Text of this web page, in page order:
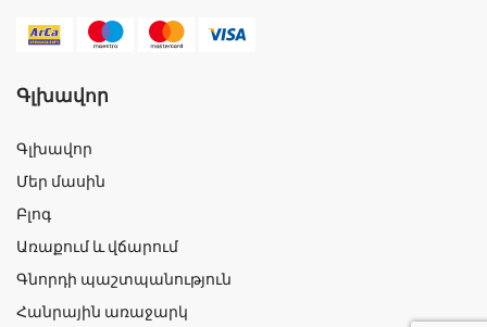
Գլխավոր
Գլխավոր
Մեր մասին
Բլոգ
Առաքում և վճարում
Գնորդի պաշտպանություն
Հանրային առաջարկ